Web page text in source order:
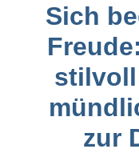
Sich
stilvoll
zur